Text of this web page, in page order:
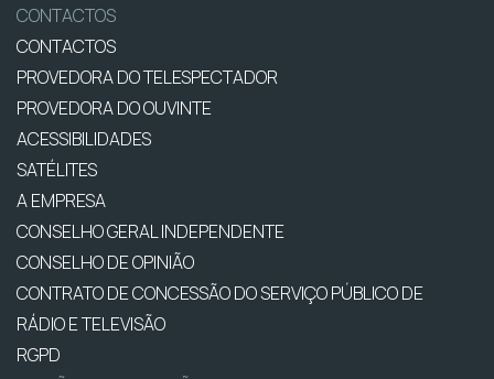
CONTACTOS
CONTACTOS
PROVEDORA DO TELESPECTADOR
PROVEDORA DO OUVINTE
ACESSIBILIDADES
SATÉLITES
A EMPRESA
CONSELHO GERAL INDEPENDENTE
CONSELHO DE OPINIÃO
CONTRATO DE CONCESSÃO DO SERVIÇO PÚBLICO DE
RÁDIO E TELEVISÃO
RGPD